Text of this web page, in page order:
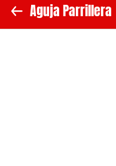
Ubicación
Aguja Parrillera